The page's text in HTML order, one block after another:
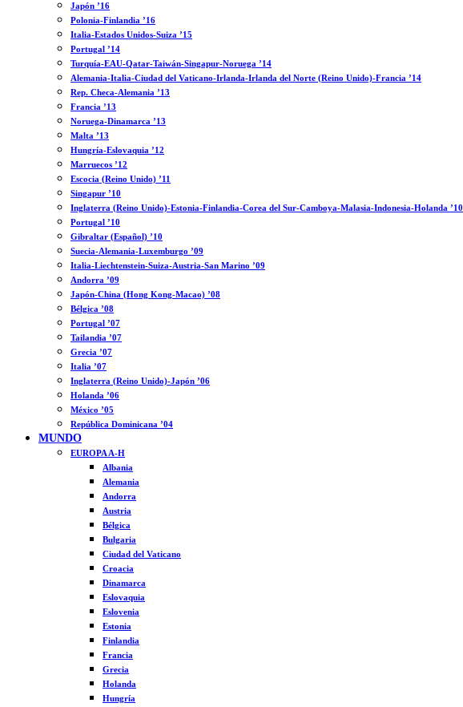
Japón ’16
Polonia-Finlandia ’16
Italia-Estados Unidos-Suiza ’15
Portugal ’14
Turquía-EAU-Qatar-Taiwán-Singapur-Noruega ’14
Alemania-Italia-Ciudad del Vaticano-Irlanda-Irlanda del Norte (Reino Unido)-Francia ’14
Rep. Checa-Alemania ’13
Francia ’13
Noruega-Dinamarca ’13
Malta ’13
Hungría-Eslovaquia ’12
Marruecos ’12
Escocia (Reino Unido) ’11
Singapur ’10
Inglaterra (Reino Unido)-Estonia-Finlandia-Corea del Sur-Camboya-Malasia-Indonesia-Holanda ’10
Portugal ’10
Gibraltar (Español) ’10
Suecia-Alemania-Luxemburgo ’09
Italia-Liechtenstein-Suiza-Austria-San Marino ’09
Andorra ’09
Japón-China (Hong Kong-Macao) ’08
Bélgica ’08
Portugal ’07
Tailandia ’07
Grecia ’07
Italia ’07
Inglaterra (Reino Unido)-Japón ’06
Holanda ’06
México ’05
República Dominicana ’04
MUNDO
EUROPA A-H
Albania
Alemania
Andorra
Austria
Bélgica
Bulgaria
Ciudad del Vaticano
Croacia
Dinamarca
Eslovaquia
Eslovenia
Estonia
Finlandia
Francia
Grecia
Holanda
Hungría